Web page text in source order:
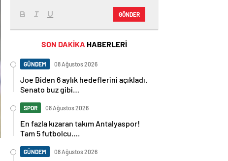
GÖNDER
SON DAKİKA HABERLERİ
GÜNDEM 08 Ağustos 2026
Joe Biden 6 aylık hedeflerini açıkladı.
Senato buz gibi…
SPOR 08 Ağustos 2026
En fazla kızaran takım Antalyaspor!
Tam 5 futbolcu….
GÜNDEM 08 Ağustos 2026